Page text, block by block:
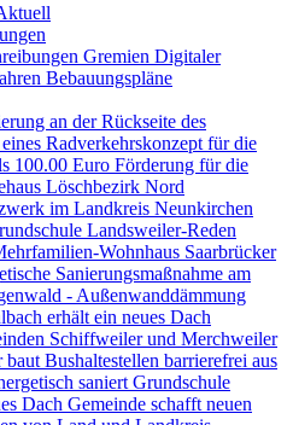
Gremien Digitaler
Bebauungspläne
an der Rückseite des
Radverkehrskonzept für die
100.00 Euro Förderung für die
Löschbezirk Nord
im Landkreis Neunkirchen
Landsweiler-Reden
Wohnhaus Saarbrücker
Sanierungsmaßnahme am
- Außenwanddämmung
erhält ein neues Dach
Schiffweiler und Merchweiler
Bushaltestellen barrierefrei aus
saniert Grundschule
Dach Gemeinde schafft neuen